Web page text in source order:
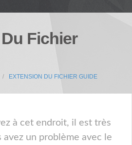
Fichier
EXTENSION DU FICHIER GUIDE
à cet endroit, il est très
avez un problème avec le